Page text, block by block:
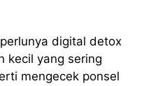
digital detox
kecil yang sering
mengecek ponsel